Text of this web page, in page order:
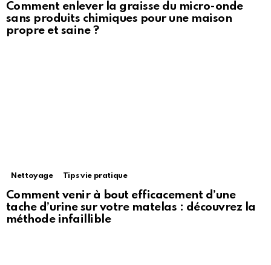
Comment enlever la graisse du micro-onde
sans produits chimiques pour une maison
propre et saine ?
Nettoyage Tips vie pratique
Comment venir à bout efficacement d’une
tache d’urine sur votre matelas : découvrez la
méthode infaillible